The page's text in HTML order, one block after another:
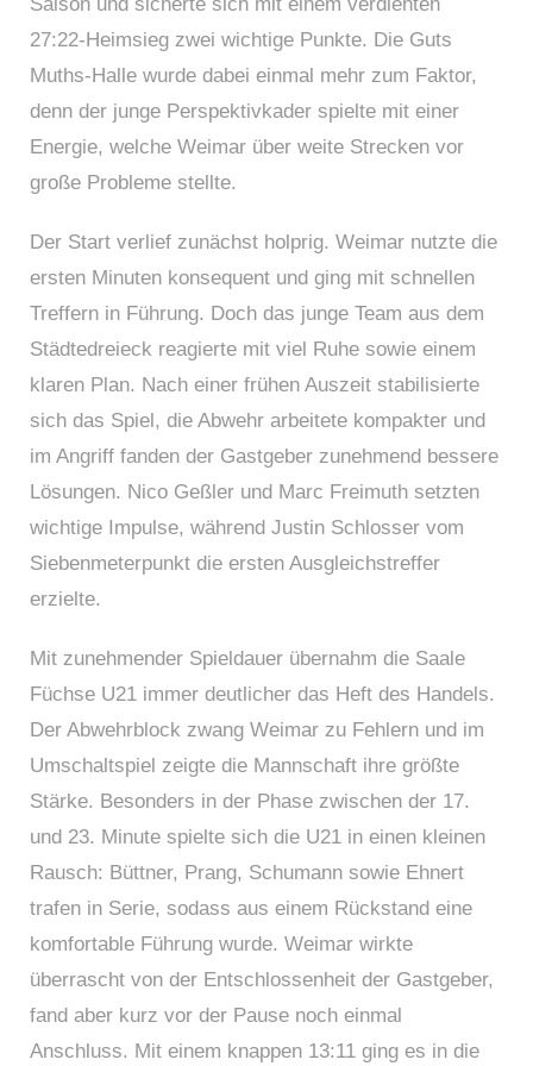
27:22‑Heimsieg zwei wichtige Punkte. Die Guts
Muths‑Halle wurde dabei einmal mehr zum Faktor,
denn der junge Perspektivkader spielte mit einer
Energie, welche Weimar über weite Strecken vor
große Probleme stellte.
Der Start verlief zunächst holprig. Weimar nutzte die
ersten Minuten konsequent und ging mit schnellen
Treffern in Führung. Doch das junge Team aus dem
Städtedreieck reagierte mit viel Ruhe sowie einem
klaren Plan. Nach einer frühen Auszeit stabilisierte
sich das Spiel, die Abwehr arbeitete kompakter und
im Angriff fanden der Gastgeber zunehmend bessere
Lösungen. Nico Geßler und Marc Freimuth setzten
wichtige Impulse, während Justin Schlosser vom
Siebenmeterpunkt die ersten Ausgleichstreffer
erzielte.
Mit zunehmender Spieldauer übernahm die Saale
Füchse U21 immer deutlicher das Heft des Handels.
Der Abwehrblock zwang Weimar zu Fehlern und im
Umschaltspiel zeigte die Mannschaft ihre größte
Stärke. Besonders in der Phase zwischen der 17.
und 23. Minute spielte sich die U21 in einen kleinen
Rausch: Büttner, Prang, Schumann sowie Ehnert
trafen in Serie, sodass aus einem Rückstand eine
komfortable Führung wurde. Weimar wirkte
überrascht von der Entschlossenheit der Gastgeber,
fand aber kurz vor der Pause noch einmal
Anschluss. Mit einem knappen 13:11 ging es in die